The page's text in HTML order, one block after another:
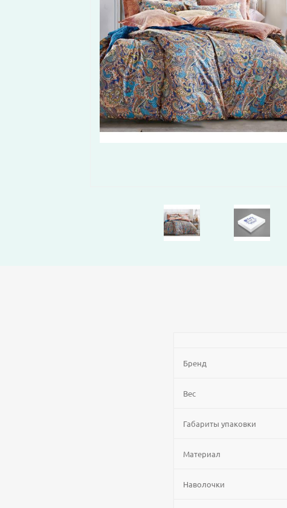
Бренд
Вес
Габариты упаковки
Материал
Наволочки